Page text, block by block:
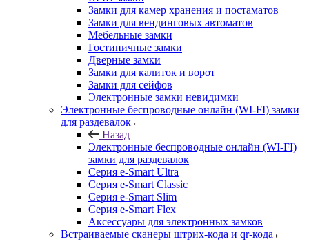
Замки для камер хранения и постаматов
Замки для вендинговых автоматов
Мебельные замки
Гостиничные замки
Дверные замки
Замки для калиток и ворот
Замки для сейфов
Электронные замки невидимки
Электронные беспроводные онлайн (WI-FI) замки
для раздевалок
Назад
Электронные беспроводные онлайн (WI-FI)
замки для раздевалок
Серия e-Smart Ultra
Серия e-Smart Classic
Серия e-Smart Slim
Серия e-Smart Flex
Аксессуары для электронных замков
Встраиваемые сканеры штрих-кода и qr-кода